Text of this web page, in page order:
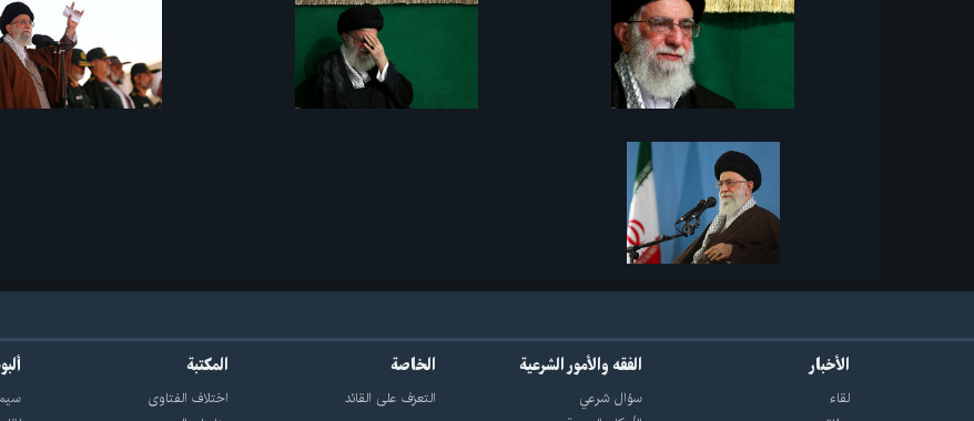
الأخبار
لقاء
الفقه والأمور الشرعية
سؤال شرعي
الخاصة
التعرّف على القائد
المكتبة
اختلاف الفتاوى